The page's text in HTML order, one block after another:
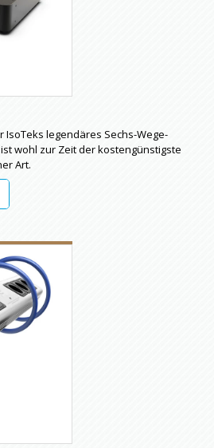
IsoTeks legendäres Sechs-Wege-
wohl zur Zeit der kostengünstigste
Art.